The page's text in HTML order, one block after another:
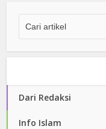
Dari Redaksi
Info Islam